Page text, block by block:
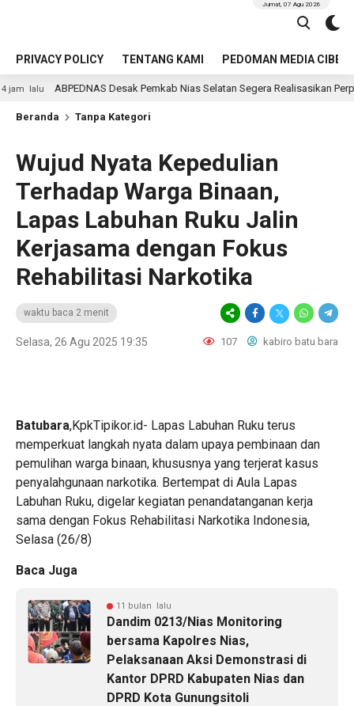
PRIVACY POLICY TENTANG KAMI PEDOMAN MEDIA CIBER
Jumat, 07 Agu 2026
Desak Pemkab Nias Selatan Segera Realisasikan
Beranda Tanpa Kategori
Wujud Nyata Kepedulian
Terhadap Warga Binaan,
Lapas Labuhan Ruku Jalin
Kerjasama dengan Fokus
Rehabilitasi Narkotika
waktu baca 2 menit
Selasa, 26 Agu 2025 19:35 107 kabiro batu bara
Batubara,KpkTipikor.id- Lapas Labuhan Ruku terus
memperkuat langkah nyata dalam upaya pembinaan dan
pemulihan warga binaan, khususnya yang terjerat kasus
penyalahgunaan narkotika. Bertempat di Aula Lapas
Labuhan Ruku, digelar kegiatan penandatanganan kerja
sama dengan Fokus Rehabilitasi Narkotika Indonesia,
Selasa (26/8)
Baca Juga
11 bulan lalu
Dandim 0213/Nias Monitoring
bersama Kapolres Nias,
Pelaksanaan Aksi Demonstrasi di
Kantor DPRD Kabupaten Nias dan
DPRD Kota Gunungsitoli